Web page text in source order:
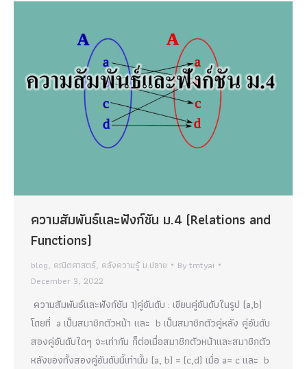
ความสัมพันธ์และฟังก์ชัน ม.4 (Relations and
Functions)
blog, คณิตศาสตร์, คลังความรู้ ม.ปลาย Bytmtyai
December 3, 2022
ความสัมพันธ์และฟังก์ชัน 1)คู่อันดับ : เขียนคู่อันดับในรูป (a,b)
โดยที่ a เป็นสมาชิกตัวหน้า และ b เป็นสมาชิกตัวคู่หลัง คู่อันดับ
สองคู่อันดับใดๆ จะเท่ากัน ก็ต่อเมื่อสมาชิกตัวหน้าและสมาชิกตัว
หลังของทั้งสองคู่อันดับนี้เท่านั้น (a, b) = (c,d) เมื่อ a= c และ b